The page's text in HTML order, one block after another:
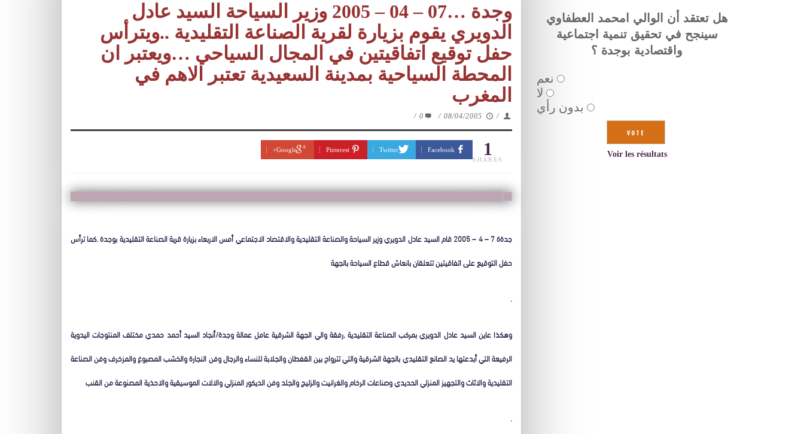
وجدة …07 – 04 – 2005 وزير السياحة السيد عادل
الدويري يقوم بزيارة لقرية الصناعة التقليدية ..ويترأس
حفل توقيع اتفاقيتين في المجال السياحي …ويعتبر ان
المحطة السياحية بمدينة السعيدية تعتبر الاهم في
المغرب
/
08/04/2005
/
0
/
1
SHARES
Facebook
Twitter
Pinterest
Google+
جدةة 7 – 4 – 2005 قام السيد عادل الدويري وزير السياحة والصناعة التقليدية والاقتصاد الاجتماعي أمس الاربعاء بزيارة قرية الصناعة التقليدية بوجدة .كما ترأس
حفل التوقيع على اتفاقيتين تتعلقان بانعاش قطاع السياحة بالجهة
.
وهكذا عاين السيد عادل الدويري بمركب الصناعة التقليدية ,رفقة والي الجهة الشرقية عامل عمالة وجدة/أنجاد السيد أحمد حمدي مختلف المنتوجات اليدوية
الرفيعة التي أبدعتها يد الصانع التقليدي بالجهة الشرقية والتي تترواح بين القفطان والجلابة للنساء والرجال وفن النجارة والخشب المصبوغ والمزخرف وفن الصناعة
التقليدية والاثاث والتجهيز المنزلي الحديدي وصناعات الرخام والغرانيت والزليج والجلد وفن الديكور المنزلي والالات الموسيقية والاحذية المصنوعة من القنب
.
هل تعتقد أن الوالي امحمد العطفاوي
سينجح في تحقيق تنمية اجتماعية
واقتصادية بوجدة ؟
نعم
لا
بدون رأي
Voir les résultats